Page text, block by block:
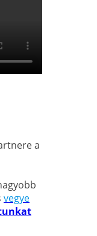
a
vegye